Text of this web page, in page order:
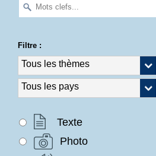
Filtre :
Texte
Photo